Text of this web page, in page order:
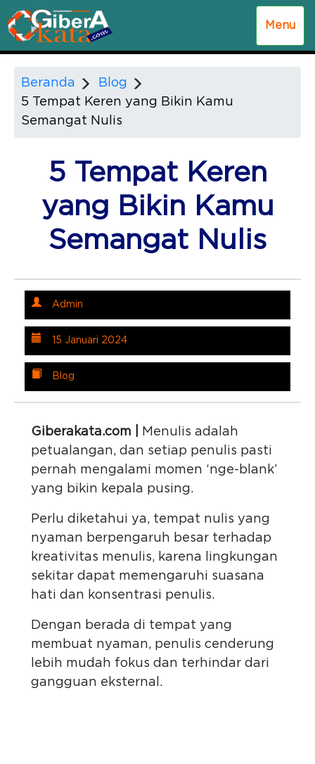
Menu
Beranda
Blog
5 Tempat Keren yang Bikin Kamu
Semangat Nulis
5 Tempat Keren
yang Bikin Kamu
Semangat Nulis
Admin
15 Januari 2024
Blog
Giberakata.com |
Menulis adalah
petualangan, dan setiap penulis pasti
pernah mengalami momen ‘nge-blank’
yang bikin kepala pusing.
Perlu diketahui ya, tempat nulis yang
nyaman berpengaruh besar terhadap
kreativitas menulis, karena lingkungan
sekitar dapat memengaruhi suasana
hati dan konsentrasi penulis.
Dengan berada di tempat yang
membuat nyaman, penulis cenderung
lebih mudah fokus dan terhindar dari
gangguan eksternal.